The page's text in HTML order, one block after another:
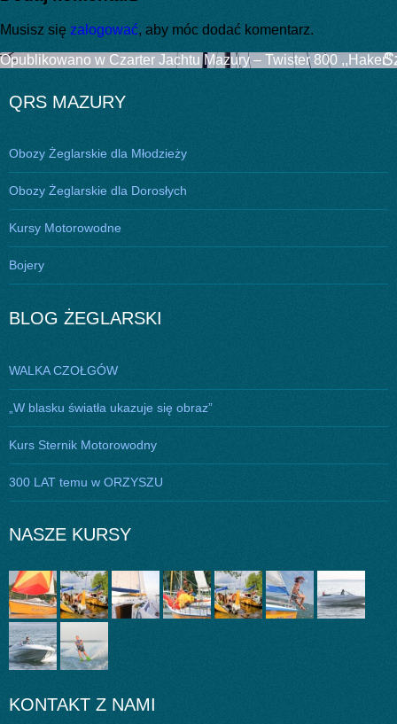
Musisz się zalogować, aby móc dodać komentarz.
Nawigacja
Opublikowano w Czarter Jachtu Mazury – Twister 800 ,,Haker”
QRS MAZURY
Obozy Żeglarskie dla Młodzieży
Obozy Żeglarskie dla Dorosłych
Kursy Motorowodne
Bojery
BLOG ŻEGLARSKI
WALKA CZOŁGÓW
„W blasku światła ukazuje się obraz”
Kurs Sternik Motorowodny
300 LAT temu w ORZYSZU
NASZE KURSY
KONTAKT Z NAMI